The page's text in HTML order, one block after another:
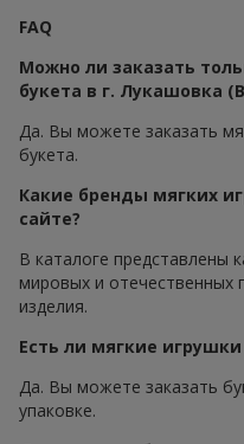
FAQ
Можно ли заказать
букета в г. Лукашовка
Да. Вы можете заказать
букета.
Какие бренды мягких
сайте?
В каталоге представлены
мировых и отечественных
изделия.
Есть ли мягкие
Да. Вы можете заказать
упаковке.